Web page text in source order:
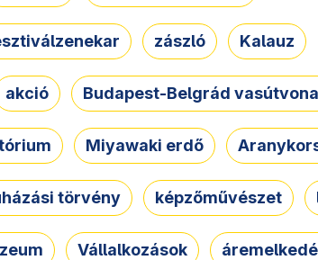
zászló Kalauz
akció Budapest-Belgrád
Miyawaki erdő
törvény képzőművészet
Vállalkozások